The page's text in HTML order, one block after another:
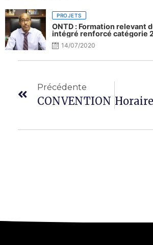
PROJETS
ONTD : Formation relevant
intégré renforcé catégorie
14/07/2020
Précédente
CONVENTION